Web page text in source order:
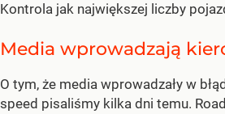
Kontrola jak największej liczby
Media wprowadzają
O tym, że media wprowadzały w
speed pisaliśmy kilka dni temu.